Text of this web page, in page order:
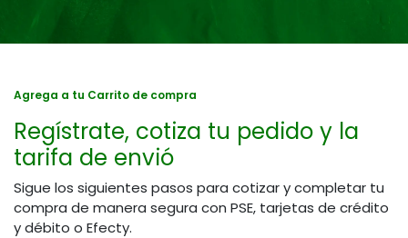
Agrega a tu Carrito de compra
Regístrate, cotiza tu pedido y la
tarifa de envió
Sigue los siguientes pasos para cotizar y completar tu
compra de manera segura con PSE, tarjetas de crédito
y débito o Efecty.